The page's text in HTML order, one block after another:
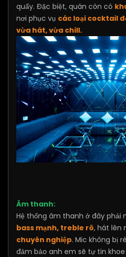
quẩy. Đặc biệt, quán còn có
nơi phục vụ các loại cocktail
vừa hát, vừa chill.
Âm thanh:
Hệ thống âm thanh ở đây phải
bass mạnh, treble rõ, hát lên
chuyên nghiệp. Mic không bị
đảm bảo anh em sẽ tự tin khoe